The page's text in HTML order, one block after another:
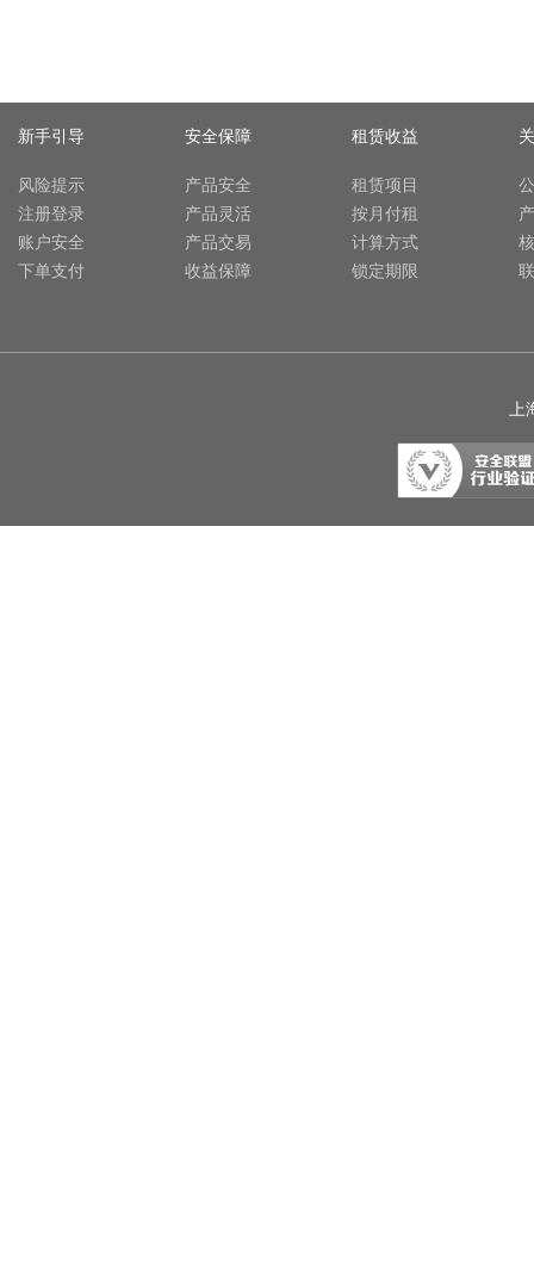
新手引导
风险提示
注册登录
账户安全
下单支付
安全保障
产品安全
产品灵活
产品交易
收益保障
租赁收益
租赁项目
按月付租
计算方式
锁定期限